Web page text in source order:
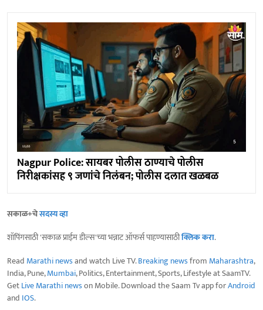
Nagpur Police: सायबर पोलीस ठाण्याचे पोलीस
निरीक्षकांसह ९ जणांचे निलंबन; पोलीस दलात खळबळ
सकाळ+चेसदस्य व्हा
शॉपिंगसाठी 'सकाळ प्राईम डील्स'च्या भन्नाट ऑफर्स पाहण्यासाठीक्लिक करा.
Read Marathi newsand watch Live TV.Breaking newsfrom Maharashtra,
India, Pune,Mumbai, Politics, Entertainment, Sports, Lifestyle at SaamTV.
GetLive Marathi newson Mobile. Download the Saam Tv app forAndroid
and IOS.